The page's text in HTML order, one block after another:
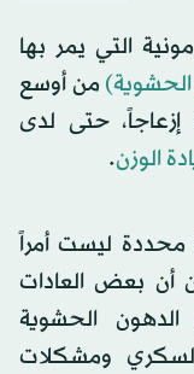
التي يمر بها
من أوسع
حتى لدى
الوزن.
ليست أمراً
أن بعض العادات
الدهون الحشوية
ومشكلات